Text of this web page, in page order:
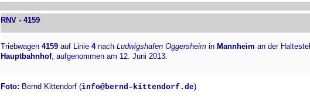
RNV - 4159
Triebwagen 4159 auf Linie 4nach Ludwigshafen Oggersheim in Mannheim an der
Hauptbahnhof, aufgenommen am 12. Juni 2013.
Foto: Bernd Kittendorf (info@bernd-kittendorf.de)